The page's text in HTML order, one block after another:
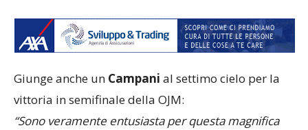
Giunge anche un Campani al settimo cielo per la
vittoria in semifinale della OJM:
“Sono veramente entusiasta per questa magnifica